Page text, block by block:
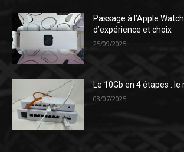
Passage à l’Apple
d’expérience et choix
25/09/2025
Le 10Gb en 4 étapes :
08/07/2025